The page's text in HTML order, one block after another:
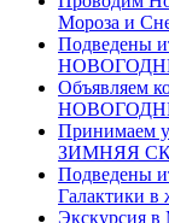
Мороза и
Подведены
Объявляем
Принимаем
ЗИМНЯЯ
Подведены
Галактики
Экскурсия в